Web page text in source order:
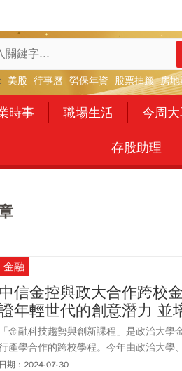
美股 行事曆 勞保年資 股票抽籤 房地
時事 職場生活 今周
存股助理
金融
中信金控與政大合作跨校
年輕世代的創意潛力 並
「金融科技趨勢與創新課程」是政治大
產學合作的跨校學程。今年由政治大學
學院，集結近150名跨校跨學系學生，探
日期：2024-07-30